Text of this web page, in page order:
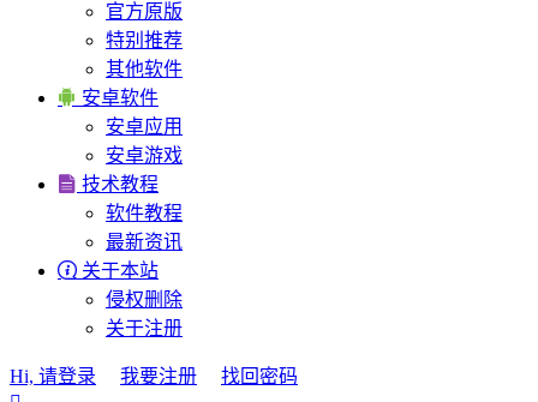
官方原版
特别推荐
其他软件
 安卓软件
安卓应用
安卓游戏
 技术教程
软件教程
最新资讯
 关于本站
侵权删除
关于注册
Hi, 请登录 我要注册
找回密码